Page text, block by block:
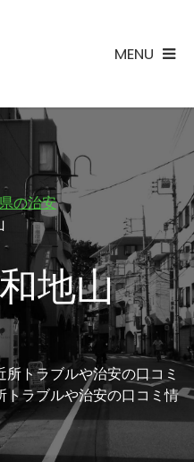
MENU
の治安
地山
トラブルや治安の口コミ
ラブルや治安の口コミ情